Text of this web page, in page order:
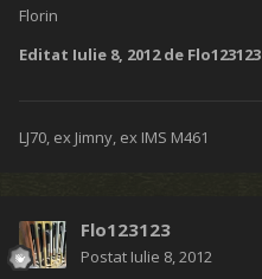
Florin
Editat Iulie 8, 2012de Flo123123
LJ70, ex Jimny, ex IMS M461
Flo123123
Postat Iulie 8, 2012